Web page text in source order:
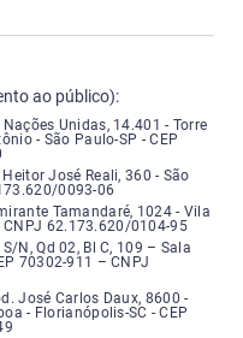
ao público):
Avenida das Nações Unidas,
Unidas, 14.401 - Torre
- São Paulo-SP - CEP
Avenida Doutor Heitor José
José Reali, 360 - São
0093-06
Rua Almirante Tamandaré,
Tamandaré, 1024 - Vila
CNPJ 62.173.620/0104-95
Comercial Norte, sem
N, Qd 02, Bl C, 109 – Sala
70302-911 – CNPJ
Rodovia José Carlos, número
José Carlos Daux, 8600 -
- Florianópolis-SC - CEP